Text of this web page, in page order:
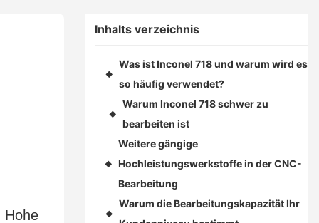
Hohe
Inhalts verzeichnis
◆
Was ist Inconel 718 und warum wird es
so häufig verwendet?
◆
Warum Inconel 718 schwer zu
bearbeiten ist
◆
Weitere gängige
Hochleistungswerkstoffe in der CNC-
Bearbeitung
◆
Warum die Bearbeitungskapazität Ihr